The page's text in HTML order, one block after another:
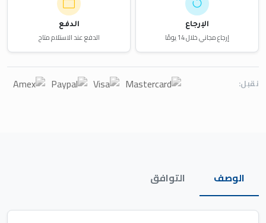
الإرجاع
إرجاع مجاني خلال 14 يومًا
الدفع
الدفع عند الاستلام متاح
نقبل:
الوصف التوافق